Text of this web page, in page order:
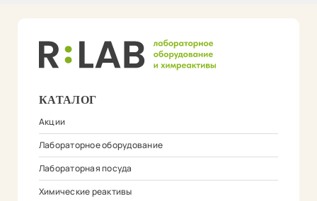
КАТАЛОГ
Акции
Лабораторное оборудование
Лабораторная посуда
Химические реактивы